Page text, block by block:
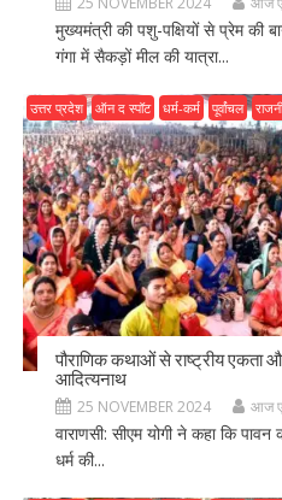
मुख्यमंत्री की पशु-पक्षियों से प्रेम की
गंगा में सैकड़ों मील की यात्रा...
उत्तर प्रदेश ऑन द स्पॉट धर्म-कर्म पूर्वांचल
पौराणिक कथाओं से राष्ट्रीय एकता
आदित्यनाथ
25 NOVEMBER 2024 आज
वाराणसी: सीएम योगी ने कहा कि
धर्म की...